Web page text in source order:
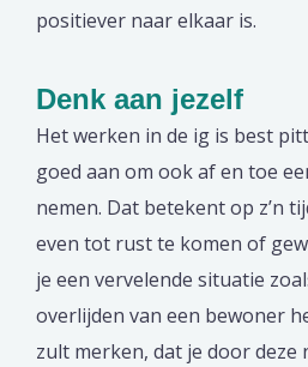
positiever naar elkaar is.
Denk aan jezelf
Het werken in de ig is best
goed aan om ook af en toe
nemen. Dat betekent op z’n
even tot rust te komen of
je een vervelende situatie
overlijden van een bewoner
zult merken, dat je door deze